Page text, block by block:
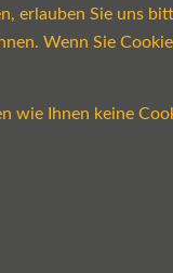
erlauben Sie uns
Wenn Sie
wie Ihnen keine